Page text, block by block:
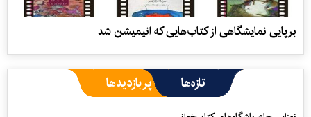
برپایی نمایشگاهی از کتاب‌هایی که انیمیشن شد
تازه‌ها پربازدیدها